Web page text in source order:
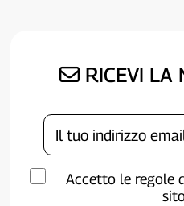
RICEVI LA
Accetto le regole